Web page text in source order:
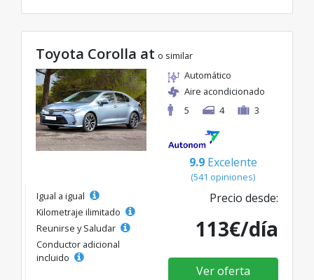
Toyota Corolla at o similar
Automático
Aire acondicionado
5
4 3
9.9 Excelente
(541 opiniones)
Igual a igual
Kilometraje ilimitado
Reunirse y Saludar
Conductor adicional
incluido
Precio desde:
113€/día
Ver oferta